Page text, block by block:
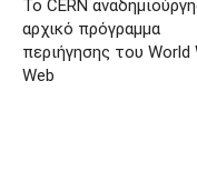
Το CERN
αρχικό πρόγραμμα
περιήγησης του World
Web